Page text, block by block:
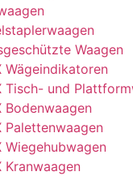
Waagen
Wägeindikatoren
Tisch- und
Bodenwaagen
Palettenwaagen
Wiegehubwagen
Kranwaagen